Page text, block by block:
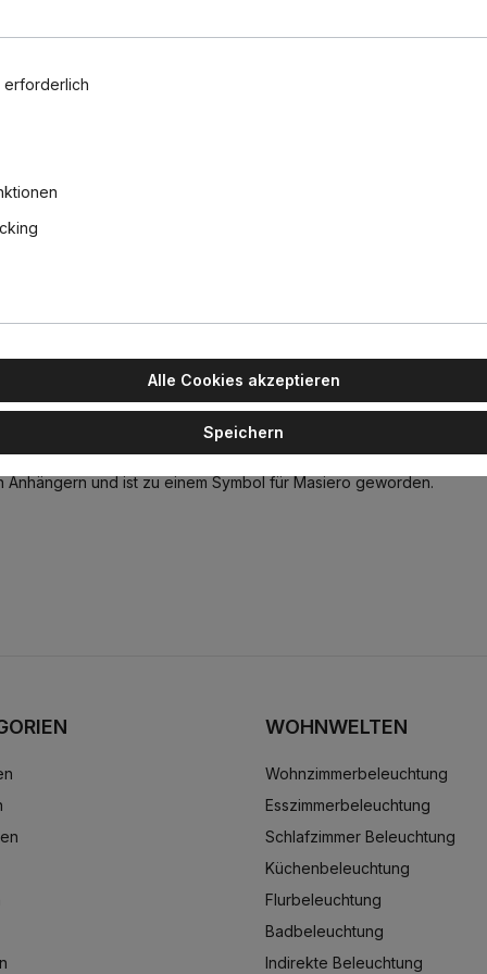
L: 100 cm, Retrofit
entstanden ist. Vor mehr als einem Jahrzehnt vom kreativen
und ist zu einem Symbol für Masiero geworden.
WOHNWELTEN
Wohnzimmerbeleuchtung
Esszimmerbeleuchtung
Schlafzimmer Beleuchtung
Küchenbeleuchtung
Flurbeleuchtung
Badbeleuchtung
Indirekte Beleuchtung
erforderlich
Alle Cookies akzeptieren
Speichern